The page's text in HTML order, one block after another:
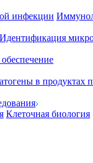
инфекции
Идентификация
в продуктах
Клеточная биология